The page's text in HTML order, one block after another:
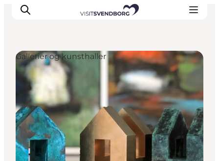
Oplev kultur & natur
Det sker i Svendborg
Spis og drik
handelsbyen Svendborg
Overnatning
Planlæg din tur
Gallerier og kunsthaller